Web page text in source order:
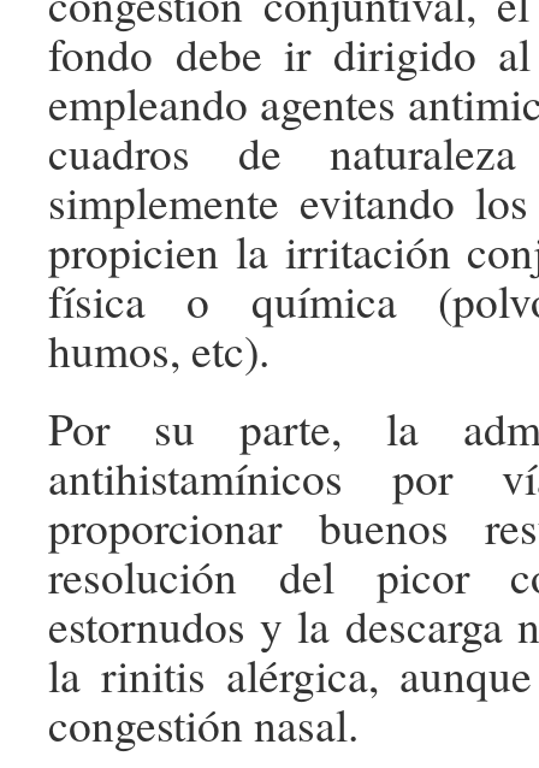
fondo debe ir dirigido al
empleando agentes
cuadros de
simplemente evitando
propicien la irritación
física o química
humos, etc).
Por su parte, la
antihistamínicos por
proporcionar buenos
resolución del picor
estornudos y la descarga
la rinitis alérgica,
congestión nasal.